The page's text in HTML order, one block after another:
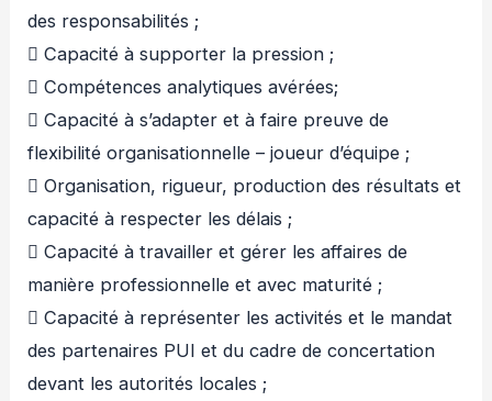
des responsabilités ;
 Capacité à supporter la pression ;
 Compétences analytiques avérées;
 Capacité à s’adapter et à faire preuve de
flexibilité organisationnelle – joueur d’équipe ;
 Organisation, rigueur, production des résultats et
capacité à respecter les délais ;
 Capacité à travailler et gérer les affaires de
manière professionnelle et avec maturité ;
 Capacité à représenter les activités et le mandat
des partenaires PUI et du cadre de concertation
devant les autorités locales ;